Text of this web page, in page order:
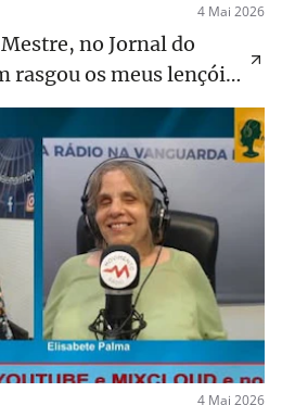
4 Mai 2026
no Jornal do
rasgou os meus lençóis
4 Mai 2026